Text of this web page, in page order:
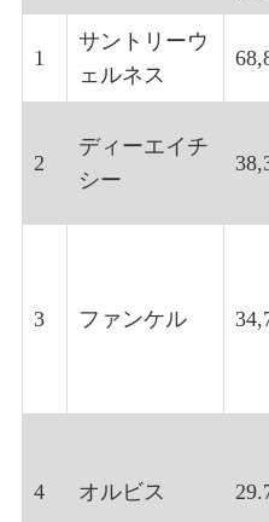
1
サントリーウ
ェルネス
2
ディーエイチ
シー
3 ファンケル
4 オルビス